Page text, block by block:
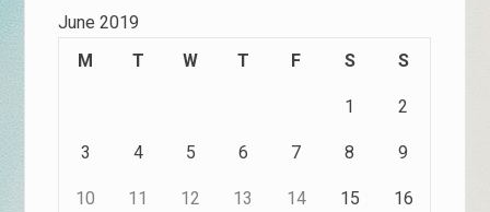
June 2019
M
T W T F S S
1 2
3 4 5 6 7 8 9
10 11 12 13 14 15 16